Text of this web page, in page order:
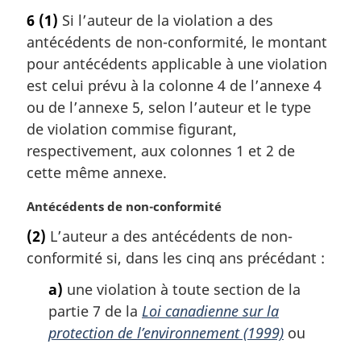
:
t
e
m
a
g
i
n
a
e
6 (1) Si l’auteur de la violation a des
antécédents de non-conformité, le montant
pour antécédents applicable à une violation
est celui prévu à la colonne 4 de l’annexe 4
ou de l’annexe 5, selon l’auteur et le type
de violation commise figurant,
respectivement, aux colonnes 1 et 2 de
cette même annexe.
N
t
e
Antécédents de non-conformité
(2) L’auteur a des antécédents de non-
conformité si, dans les cinq ans précédant :
a) une violation à toute section de la
partie 7 de la Loi canadienne sur la
protection de l’environnement (1999) ou